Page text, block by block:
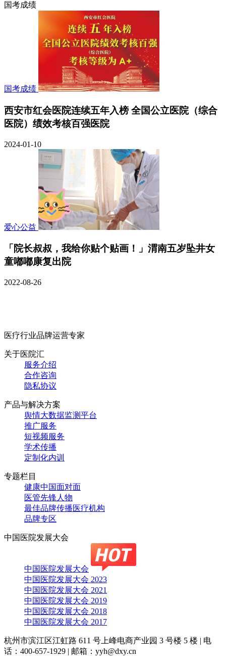
国考成绩
国考成绩
西安市红会医院连续五年入榜 全国公立医院（综合
医院）绩效考核百强医院
2024-01-10
爱心公益
「院长叔叔，我给你贴个贴画！」渭南五岁坠井女
童嘟嘟康复出院
2022-08-26
医疗行业品牌运营专家
关于医院汇
服务介绍
合作咨询
隐私协议
产品与解决方案
舆情大数据监测平台
推广服务
短视频服务
学术传播
定制化内训
专题栏目
健康中国面对面
医管先锋人物
最佳品牌传播医疗机构
品牌专区
中国医院发展大会
中国医院发展大会
中国医院发展大会 2023
中国医院发展大会 2021
中国医院发展大会 2019
中国医院发展大会 2018
中国医院发展大会 2017
杭州市滨江区江虹路 611 号上峰电商产业园 3 号楼 5 楼 | 电
话：400-657-1929 | 邮箱：yyh@dxy.cn